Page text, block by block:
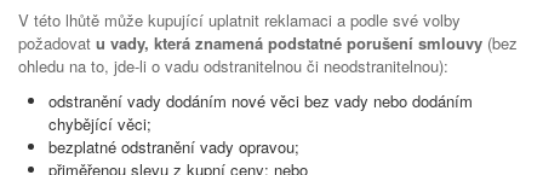
V této lhůtě může kupující uplatnit reklamaci a podle své volby
požadovat u vady, která znamená podstatné porušení smlouvy (bez
ohledu na to, jde-li o vadu odstranitelnou či neodstranitelnou):
odstranění vady dodáním nové věci bez vady nebo dodáním
chybějící věci;
bezplatné odstranění vady opravou;
přiměřenou slevu z kupní ceny; nebo